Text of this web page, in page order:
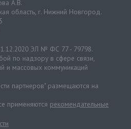
А.В.
область, г. Нижний Новгород.
ЭЛ № ФС 77 - 79798.
по надзору в сфере связи,
и массовых коммуникаций
партнеров" размещаются на
применяются рекомендательные